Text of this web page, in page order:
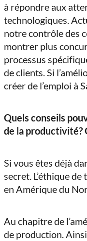
à répondre aux
technologiques.
notre contrôle des
montrer plus
processus
de clients. Si
créer de l’emploi à
Quels conseils
de la productivité?
Si vous êtes déjà
secret. L’éthique
en Amérique du
Au chapitre de
de production.